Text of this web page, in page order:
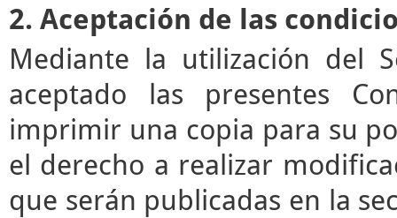
2. Aceptación de las
Mediante la utilización del
aceptado las presentes
imprimir una copia para su
el derecho a realizar
que serán publicadas en la